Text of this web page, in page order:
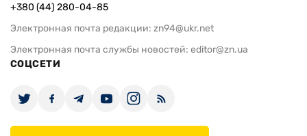
+380 (44) 280-04-85
Электронная почта редакции: zn94@ukr.net
Электронная почта службы новостей: editor@zn.ua
СОЦСЕТИ